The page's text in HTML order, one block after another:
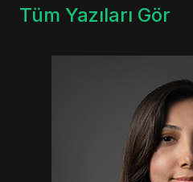
Tüm Yazıları Gör